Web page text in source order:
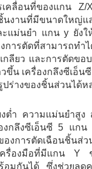
เคลื่อนที่ของแกน
นงานที่มีขนาดใหญ่
ะแม่นยำ แกน y ยังใ
การตัดที่สามารถทำไ
กลียว และการตัดขอ
ขึ้น เครื่องกลึงซีเอ็น
ปร่างของชิ้นส่วนได้ห
ต่ำ ความแม่นยำสูง
งกลึงซีเอ็นซี 5 แกน
องการตัดเฉือนชิ้นส่
องมือที่มีแกน Y ช่
อมกันได้ ซึ่งช่วยลดค